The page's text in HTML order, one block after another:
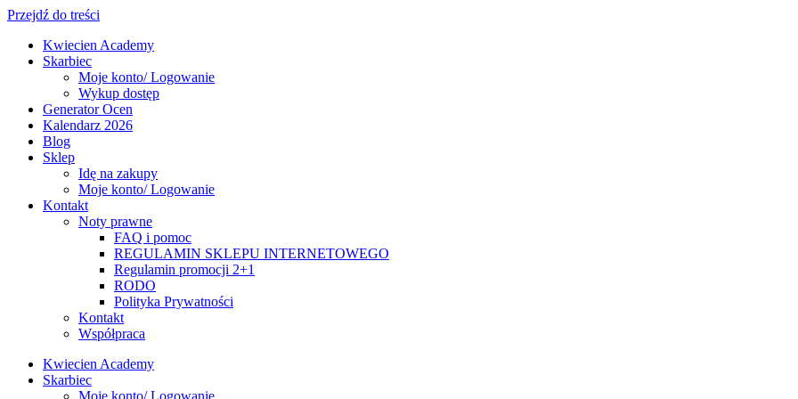
Przejdź do treści
Kwiecien Academy
Skarbiec
Moje konto/ Logowanie
Wykup dostęp
Generator Ocen
Kalendarz 2026
Blog
Sklep
Idę na zakupy
Moje konto/ Logowanie
Kontakt
Noty prawne
FAQ i pomoc
REGULAMIN SKLEPU INTERNETOWEGO
Regulamin promocji 2+1
RODO
Polityka Prywatności
Kontakt
Współpraca
Kwiecien Academy
Skarbiec
Moje konto/ Logowanie